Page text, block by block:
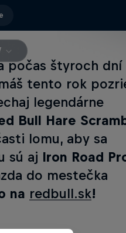
počas štyroch dní
tento rok
legendárne
Bull Hare
lomu, aby sa
sú aj Iron Road
do mestečka
na redbull.sk!